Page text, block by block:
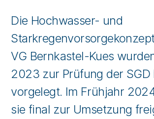
Die Hochwasser- und
VG Bernkastel-Kues
2023 zur Prüfung der SGD
vorgelegt. Im Frühjahr
sie final zur Umsetzung